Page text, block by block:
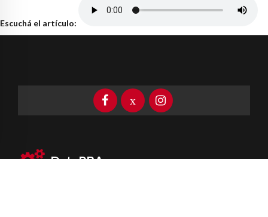
Escuchá el artículo:
DataPBA